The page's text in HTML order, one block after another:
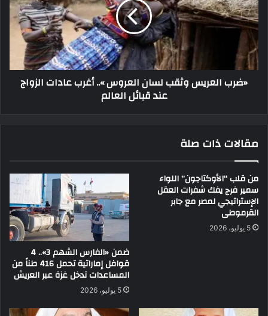
«ضرب العريس وثقب لسان العروس ».. أغرب عادات الزواج
عند قبائل العالم
مقالات ذات صلة
من قلب “الأوكتاجون” اللواء
سمير فرج يفك شفرات العقل
الإستراتيجي لمصر مع جابر
القرموطى
5 يوليو، 2026
ضمن «الفارس الشهم 3».. 4
قوافل إماراتية تحمل 416 طناً من
المساعدات تدخل غزة عبر العريش
5 يوليو، 2026